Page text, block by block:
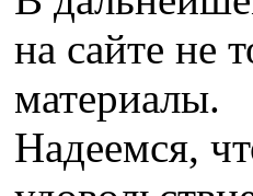
на сайте не
материалы.
Надеемся,